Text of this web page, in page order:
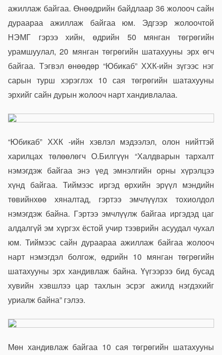
ажиллаж байгаа. Өнөөдрийн байдлаар 36 жолооч сайн
дураараа ажиллаж байгаа юм. Эдгээр жолоочтой
НЭМГ гэрээ хийн, өдрийн 50 мянган төгрөгийн
урамшуулал, 20 мянган төгрөгийн шатахууны эрх өгч
байгаа. Тэгвэл өнөөдөр “Юбикаб” ХХК-ийн зүгээс нэг
сарын турш хэрэглэх 10 сая төгрөгийн шатахууны
эрхийг сайн дурын жолооч нарт хандивлалаа.
“Юбикаб” ХХК -ийн хэвлэл мэдээлэл, олон нийттэй
харилцах төлөөлөгч О.Билгүүн “Халдварын тархалт
нэмэгдэж байгаа энэ үед эмнэлгийн орны хүрэлцээ
хүнд байгаа. Тиймээс иргэд өрхийн эрүүл мэндийн
төвийнхөө хяналтад, гэртээ эмчлүүлэх тохиолдол
нэмэгдэж байна. Гэртээ эмчлүүлж байгаа иргэдэд цаг
алдалгүй эм хүргэх ёстой учир тээврийн асуудал чухал
юм. Тиймээс сайн дураараа ажиллаж байгаа жолооч
нарт нэмэгдэл болгож, өдрийн 10 мянган төгрөгийн
шатахууны эрх хандивлаж байна. Үүгээрээ бид бусад
хувийн хэвшлээ цар тахлын эсрэг ажилд нэгдэхийг
уриалж байна” гэлээ.
Мөн хандивлаж байгаа 10 сая төгрөгийн шатахууны